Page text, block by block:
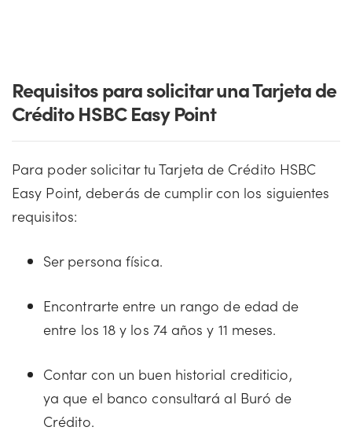
Requisitos para solicitar una Tarjeta de
Crédito HSBC Easy Point
Para poder solicitar tu Tarjeta de Crédito HSBC
Easy Point, deberás de cumplir con los siguientes
requisitos:
Ser persona física.
Encontrarte entre un rango de edad de
entre los 18 y los 74 años y 11 meses.
Contar con un buen historial crediticio,
ya que el banco consultará al Buró de
Crédito.